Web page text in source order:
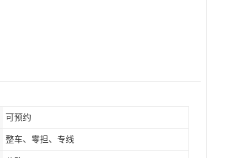
可预约
整车、零担、专线